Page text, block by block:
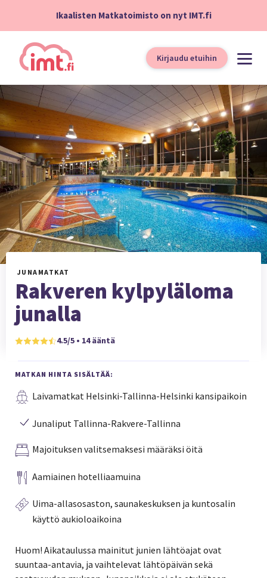
Ikaalisten Matkatoimisto on nyt IMT.fi
Kirjaudu etuihin
JUNAMATKAT
Rakveren kylpyläloma
junalla
4.5/5 • 14 ääntä
MATKAN HINTA SISÄLTÄÄ:
Laivamatkat Helsinki-Tallinna-Helsinki kansipaikoin
Junaliput Tallinna-Rakvere-Tallinna
Majoituksen valitsemaksesi määräksi öitä
Aamiainen hotelliaamuina
Uima-allasosaston, saunakeskuksen ja kuntosalin
käyttö aukioloaikoina
Huom! Aikataulussa mainitut junien lähtöajat ovat
suuntaa-antavia, ja vaihtelevat lähtöpäivän sekä